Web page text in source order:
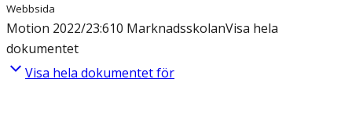
Webbsida
Motion 2022/23:610 MarknadsskolanVisa hela
dokumentet
Visa hela dokumentet för